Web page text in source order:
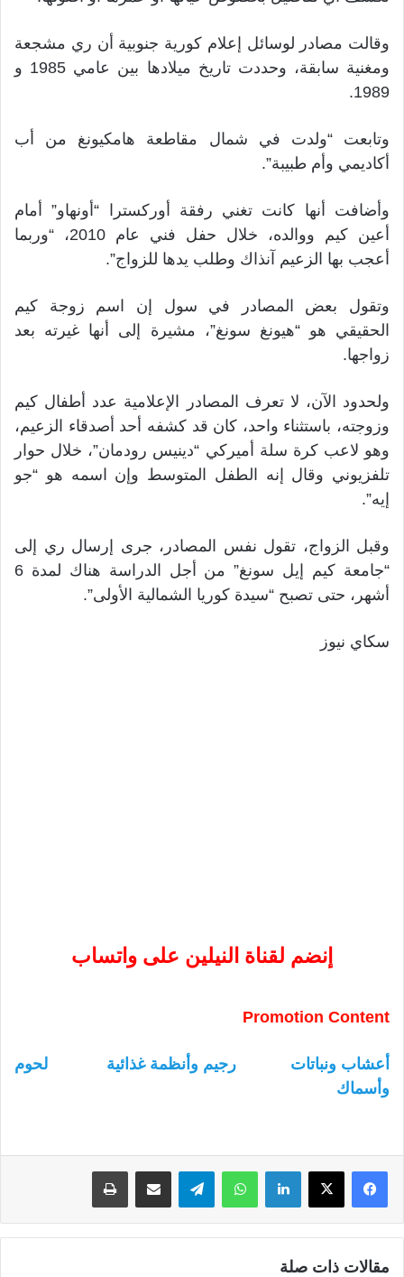
وقالت مصادر لوسائل إعلام كورية جنوبية أن ري مشجعة
ومغنية سابقة، وحددت تاريخ ميلادها بين عامي 1985 و
1989.
وتابعت “ولدت في شمال مقاطعة هامكيونغ من أب
أكاديمي وأم طبيبة”.
وأضافت أنها كانت تغني رفقة أوركسترا “أونهاو” أمام
أعين كيم ووالده، خلال حفل فني عام 2010، “وربما
أعجب بها الزعيم آنذاك وطلب يدها للزواج”.
وتقول بعض المصادر في سول إن اسم زوجة كيم
الحقيقي هو “هيونغ سونغ”، مشيرة إلى أنها غيرته بعد
زواجها.
ولحدود الآن، لا تعرف المصادر الإعلامية عدد أطفال كيم
وزوجته، باستثناء واحد، كان قد كشفه أحد أصدقاء الزعيم،
وهو لاعب كرة سلة أميركي “دينيس رودمان”، خلال حوار
تلفزيوني وقال إنه الطفل المتوسط وإن اسمه هو “جو
إيه”.
وقبل الزواج، تقول نفس المصادر، جرى إرسال ري إلى
“جامعة كيم إيل سونغ” من أجل الدراسة هناك لمدة 6
أشهر، حتى تصبح “سيدة كوريا الشمالية الأولى”.
سكاي نيوز
إنضم لقناة النيلين على واتساب
Promotion Content
أعشاب ونباتات رجيم وأنظمة غذائية
لحوم
وأسماك
لينكدإن واتساب
مقالات ذات صلة